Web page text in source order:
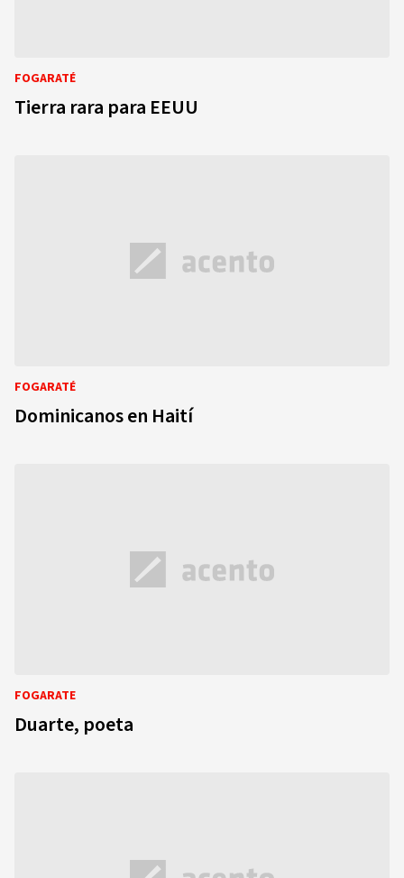
FOGARATÉ
Tierra rara para EEUU
FOGARATÉ
Dominicanos en Haití
FOGARATE
Duarte, poeta